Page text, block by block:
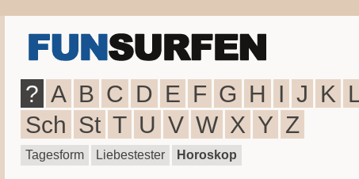
? A B C D E F G H I J K
Sch St T U V W X Y Z
Tagesform Liebestester Horoskop